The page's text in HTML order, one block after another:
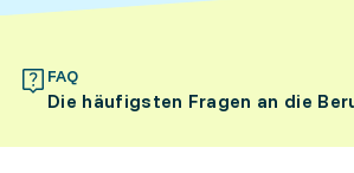
FAQ
Die häufigsten Fragen an die